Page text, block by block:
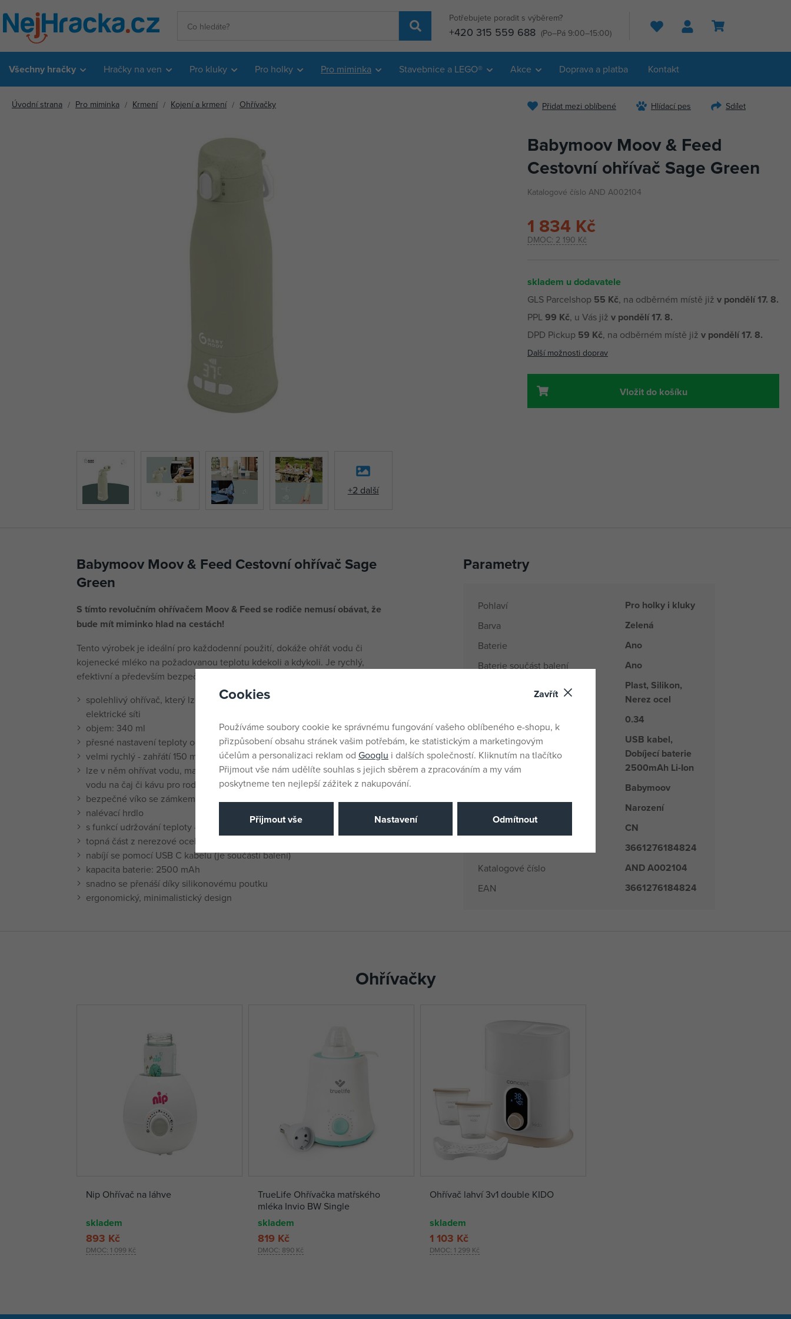
Potřebujete poradit s výběrem?
+420 315 559 688 (Po–Pá 9:00–15:00) Hledat
Všechny hračky Hračky na ven Pro kluky Pro holky Pro miminka Stavebnice a LEGO® Akce Doprava a platba Kontakt
Úvodní strana Pro miminka Krmení Kojení a krmení Ohřívačky
+2 další
Přidat mezi oblíbené Hlídací pes Sdílet
Babymoov Moov & Feed
Cestovní ohřívač Sage Green
Katalogové číslo AND A002104
DMOC: 2 190 Kč
1 834 Kč
skladem u dodavatele
GLS Parcelshop 55 Kč, na odběrném místě již v pondělí 17. 8.
PPL99 Kč, u Vás již v pondělí 17. 8.
DPD Pickup 59 Kč, na odběrném místě již v pondělí 17. 8.
Další možnosti doprav
Vložit do košíku
Babymoov Moov & Feed Cestovní ohřívač Sage
Green
S tímto revolučním ohřívačem Moov & Feed se rodiče nemusí obávat, že
bude mít miminko hlad na cestách!
Tento výrobek je ideální pro každodenní použití, dokáže ohřát vodu či
kojenecké mléko na požadovanou teplotu kdekoli a kdykoli. Je rychlý,
efektivní a především bezpečný.
spolehlivý ohřívač, který lze použít i mimo domov, bez potřeby připojení k
elektrické síti
objem: 340 ml
přesné nastavení teploty od 37°C do 50°C
velmi rychlý - zahřátí 150 ml na 37°C trvá pouhých 5 minut
lze v něm ohřívat vodu, mateřské mléko, kojenecké mléko pro miminko či
vodu na čaj či kávu pro rodiče
bezpečné víko se zámkem
nalévací hrdlo
s funkcí udržování teploty - až po dobu 7 hodin
topná část z nerezové oceli
nabíjí se pomocí USB C kabelu (je součástí balení)
kapacita baterie: 2500 mAh
snadno se přenáší díky silikonovému poutku
ergonomický, minimalistický design
Parametry
Pohlaví Pro holky i kluky
Barva Zelená
Baterie Ano
Baterie součást balení Ano
Plast, Silikon,
Nerez ocel
0.34
Počet a typ baterií
USB kabel,
Dobíjecí baterie
2500mAh Li-Ion
Babymoov
Narození
CN
3661276184824
Katalogové číslo AND A002104
EAN 3661276184824
Ohřívačky
Nip Ohřívač na láhve
skladem
DMOC: 1 099 Kč
893 Kč
TrueLife Ohřívačka matřského
mléka Invio BW Single
skladem
DMOC: 890 Kč
819 Kč
Ohřívač lahví 3v1 double KIDO
skladem
DMOC: 1 299 Kč
1 103 Kč
Cookies Zavřít
Používáme soubory cookie ke správnému fungování vašeho oblíbeného e-shopu, k
přizpůsobení obsahu stránek vašim potřebám, ke statistickým a marketingovým
účelům a personalizaci reklam od Googlu i dalších společností. Kliknutím na tlačítko
Přijmout vše nám udělíte souhlas s jejich sběrem a zpracováním a my vám
poskytneme ten nejlepší zážitek z nakupování.
Přijmout vše Nastavení Odmítnout